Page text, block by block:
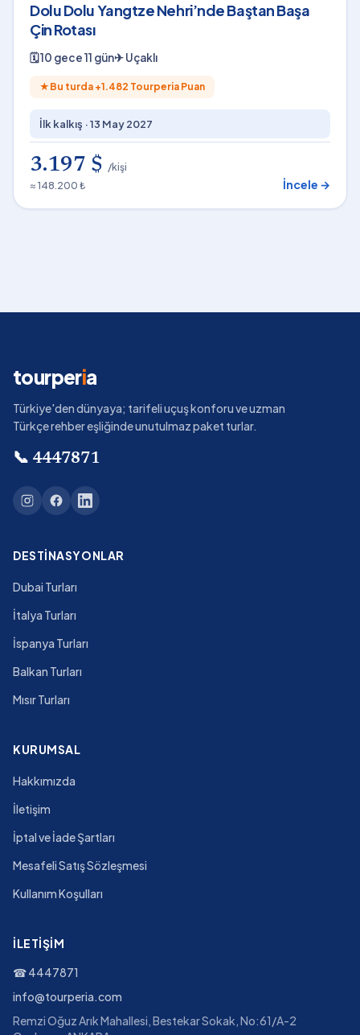
Dolu Dolu Yangtze Nehri’nde Baştan Başa
Çin Rotası
🗓10 gece 11 gün✈Uçaklı
★ Bu turda +1.482 Tourperia Puan
İlk kalkış ·13 May 2027
3.197 $ /kişi
≈ 148.200 ₺
İncele →
tourperia
Türkiye'den dünyaya; tarifeli uçuş konforu ve uzman
Türkçe rehber eşliğinde unutulmaz paket turlar.
📞 4447871
DESTINASYONLAR
Dubai Turları
İtalya Turları
İspanya Turları
Balkan Turları
Mısır Turları
KURUMSAL
Hakkımızda
İletişim
İptal ve İade Şartları
Mesafeli Satış Sözleşmesi
Kullanım Koşulları
İLETIŞIM
☎4447871
info@tourperia.com
Remzi Oğuz Arık Mahallesi, Bestekar Sokak, No:61/A-2